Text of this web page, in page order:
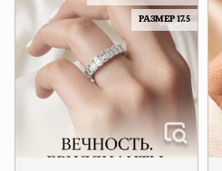
РАЗМЕР 17.5